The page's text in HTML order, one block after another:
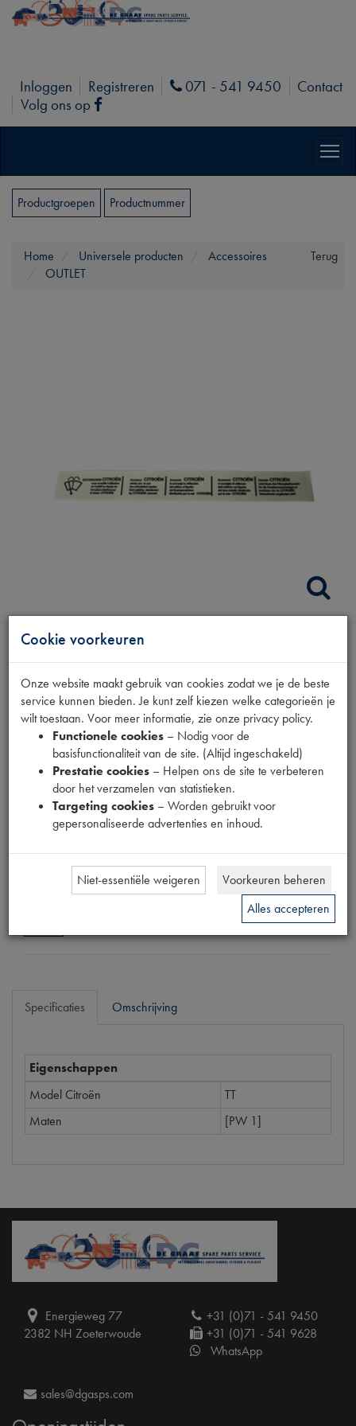
Inloggen Registreren Phone
071 - 541 9450
Contact
Volg ons op
Facebook
Productgroepen Productnummer
Terug
Home Universele producten
Accessoires
OUTLET
STICKER
RUITENSPROEIER RES.
Fabrikant
OUTLET
Productnummer
1890076
Normale prijs
15 (€1,78excl. btw)
Specificaties Omschrijving
Eigenschappen
Model Citroën
TT
Maten
[PW 1]
Energieweg 77
2382 NH Zoeterwoude
+31 (0)71 - 541 9450
+31 (0)71 - 541 9628
WhatsApp
sales@dgasps.com
Cookie voorkeuren
Onze website maakt gebruik van cookies zodat we je de beste
service kunnen bieden. Je kunt zelf kiezen welke categorieën je
wilt toestaan. Voor meer informatie, zie onze privacy policy.
Functionele cookies – Nodig voor de
basisfunctionaliteit van de site. (Altijd ingeschakeld)
Prestatie cookies – Helpen ons de site te verbeteren
door het verzamelen van statistieken.
Targeting cookies – Worden gebruikt voor
gepersonaliseerde advertenties en inhoud.
Niet-essentiële weigeren
Voorkeuren beheren
Alles accepteren